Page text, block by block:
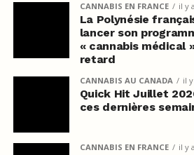
CANNABIS EN FRANCE il y
La Polynésie
lancer son
« cannabis médical
retard
CANNABIS AU CANADA il
Quick Hit Juillet
ces dernières
CANNABIS EN FRANCE il y